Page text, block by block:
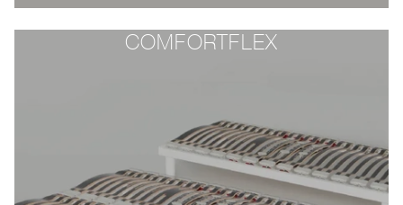
COMFORTFLEX